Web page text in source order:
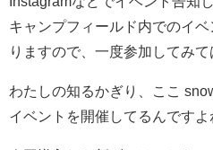
キャンプフィールド内でのイ
りますので、一度参加してみ
わたしの知るかぎり、ここ
イベントを開催してるんですよ